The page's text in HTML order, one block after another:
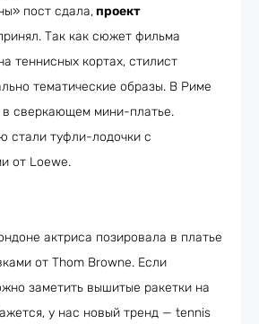
пост сдала,проект
Так как сюжет фильма
теннисных кортах, стилист
тематические образы. В Риме
в сверкающем мини-платье.
стали туфли-лодочки с
от Loewe.
актриса позировала в платье
от Thom Browne. Если
заметить вышитые ракетки на
у нас новый тренд — tennis